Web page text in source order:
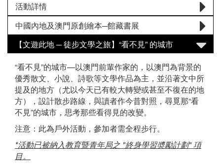
活動詳情
中國內地及澳門原創繪本─館藏書展
【文遊此地 ─ 徒步文學之旅】“看不見” 的城市
“看不見”的城市—以澳門前輩作家的，以澳門為背景的
優秀散文、小說、詩歌等文學作品為主，並沿著文中所
提及的地方（尤以今天已有較大轉變或甚至不復在的地
方），設計散步路線，與讀者作今昔對照，尋覓那“看
不見”的城市，思考那些看得見的改變。
注意：此為戶外活動，參加者需全程步行。
*活動已被納入教育暨青年局之 "終身學習奬勵計劃" 項
目。